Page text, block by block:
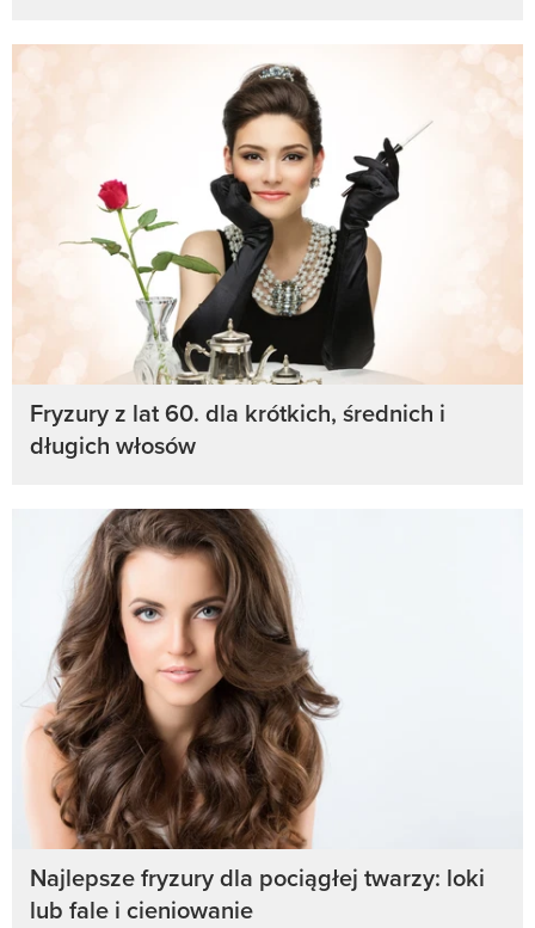
Fryzury z lat 60. dla krótkich, średnich i
długich włosów
Najlepsze fryzury dla pociągłej twarzy: loki
lub fale i cieniowanie